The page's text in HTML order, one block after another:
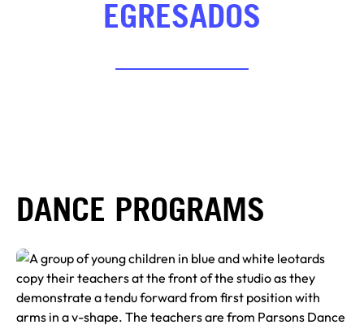
EGRESADOS
DANCE PROGRAMS